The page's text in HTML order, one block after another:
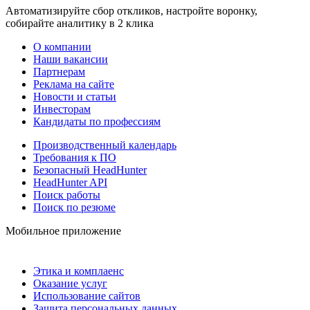
Автоматизируйте сбор откликов, настройте воронку,
собирайте аналитику в 2 клика
О компании
Наши вакансии
Партнерам
Реклама на сайте
Новости и статьи
Инвесторам
Кандидаты по профессиям
Производственный календарь
Требования к ПО
Безопасный HeadHunter
HeadHunter API
Поиск работы
Поиск по резюме
Мобильное приложение
Этика и комплаенс
Оказание услуг
Использование сайтов